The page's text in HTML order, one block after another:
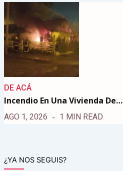
DE ACÁ
Incendio En Una Vivienda De…
AGO 1, 2026 1 MIN READ
¿YA NOS SEGUIS?